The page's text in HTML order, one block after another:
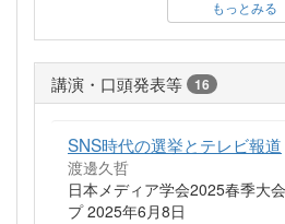
もっとみる
講演・口頭発表等 16
SNS時代の選挙とテレビ報道
渡邊久哲
日本メディア学会2025春季大
プ 2025年6月8日